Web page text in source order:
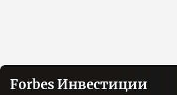
Forbes Инвестиции